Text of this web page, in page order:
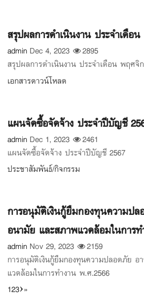
สรุปผลการดำเนินงาน ประจำเดือ
admin Dec 4, 2023
2895
สรุปผลการดำเนินงาน ประจำเดือน พฤศจิ
เอกสารดาวน์โหลด
แผนจัดซื้อจัดจ้าง ประจำปีบัญชี
admin Dec 1, 2023
2461
แผนจัดซื้อจัดจ้าง ประจำปีบัญชี 2567
ประชาสัมพันธ์/กิจกรรม
การอนุมัติเงินกู้ยืมกองทุนความป
อนามัย และสภาพแวดล้อมในการ
admin Nov 29, 2023
2159
การอนุมัติเงินกู้ยืมกองทุนความปลอดภัย อ
แวดล้อมในการทำงาน พ.ศ.2566
123›»